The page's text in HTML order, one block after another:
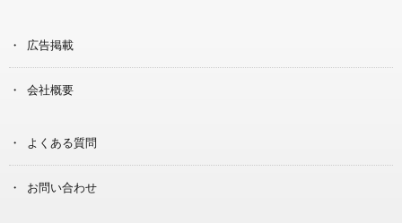
広告掲載
会社概要
よくある質問
お問い合わせ